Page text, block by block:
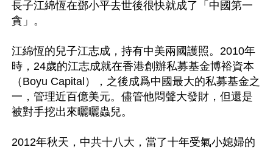
長子江綿恆在鄧小平去世後很快就成了「中國第一
貪」。
江綿恆的兒子江志成，持有中美兩國護照。2010年
時，24歲的江志成就在香港創辦私募基金博裕資本
（Boyu Capital），之後成爲中國最大的私募基金之
一，管理近百億美元。儘管他悶聲大發財，但還是
被對手挖出來曬曬蟲兒。
2012年秋天，中共十八大，當了十年受氣小媳婦的